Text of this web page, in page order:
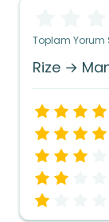
Toplam Yorum
Rize →